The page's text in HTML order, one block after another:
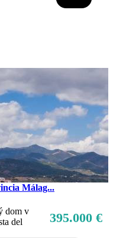
Málag...
395.000 €
dom v
del